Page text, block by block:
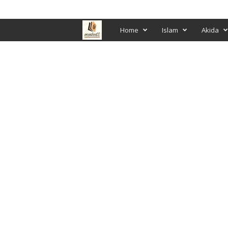
Home Islam Akida